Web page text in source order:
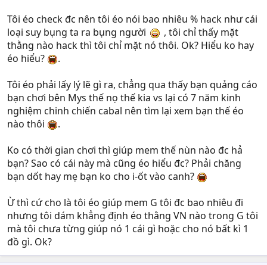
Tôi éo check đc nên tôi éo nói bao nhiêu % hack như cái
loại suy bụng ta ra bụng người
, tôi chỉ thấy mặt
thằng nào hack thì tôi chỉ mặt nó thôi. Ok? Hiểu ko hay
éo hiểu?
.
Tôi éo phải lấy lý lẽ gì ra, chẳng qua thấy bạn quảng cáo
bạn chơi bên Mys thế nọ thế kia vs lại có 7 năm kinh
nghiệm chinh chiến cabal nên tìm lại xem bạn thế éo
nào thôi
.
Ko có thời gian chơi thì giúp mem thế nùn nào đc hả
bạn? Sao có cái này mà cũng éo hiểu đc? Phải chăng
bạn dốt hay mẹ bạn ko cho i-ốt vào canh?
Ừ thì cứ cho là tôi éo giúp mem G tôi đc bao nhiêu đi
nhưng tôi dám khẳng định éo thằng VN nào trong G tôi
mà tôi chưa từng giúp nó 1 cái gì hoặc cho nó bất kì 1
đồ gì. Ok?